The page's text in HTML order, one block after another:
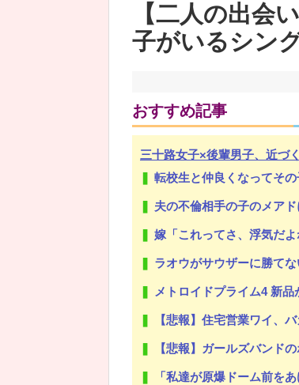
その店には腕のいいバーテンダーがいた。こ
母が難病発覚で突然の離婚希望
【驚愕】親の年金を食いつぶす48歳ひきこ
【二人の出会
子がいるシン
おすすめ記事
三十路女子×後輩男子、近づ
転校生と仲良くなってそ
夫の不倫相手の子のメアドに「お母さんに人の旦那
嫁「これってさ、浮気だ
ラオウがサウザーに勝て
メトロイドプライム4 新
【悲報】住宅営業ワイ、バ
【悲報】ガールズバンド
「私達が原爆ドーム前をあけ渡